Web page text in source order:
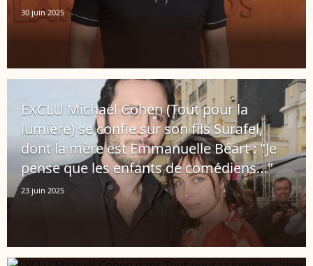
30 juin 2025
EXCLU Michaël Cohen (Tout pour la
lumière) se confie sur son fils Surafel,
dont la mère est Emmanuelle Béart : "Je
pense que les enfants de comédiens…"
23 juin 2025